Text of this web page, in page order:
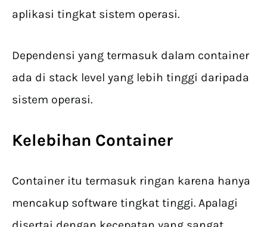
aplikasi tingkat sistem operasi.
Dependensi yang termasuk dalam container
ada di stack level yang lebih tinggi daripada
sistem operasi.
Kelebihan Container
Container itu termasuk ringan karena hanya
mencakup software tingkat tinggi. Apalagi